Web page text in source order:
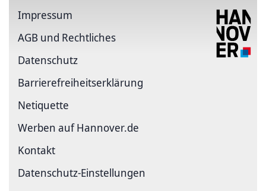
Impressum
AGB und Rechtliches
Datenschutz
Barriere­freiheits­erklärung
Netiquette
Werben auf Hannover.de
Kontakt
Datenschutz-Einstellungen